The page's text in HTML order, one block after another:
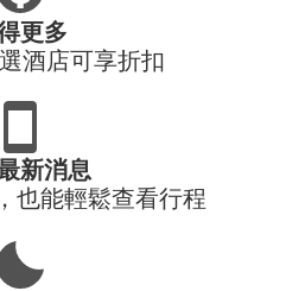
更多
酒店可享折扣
新消息
也能輕鬆查看行程